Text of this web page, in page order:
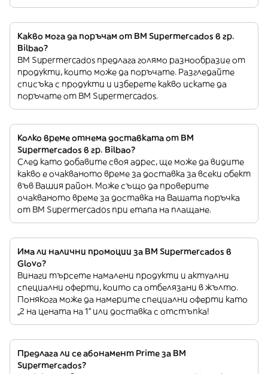
Какво мога да поръчам от BM Supermercados в гр.
Bilbao?
BM Supermercados предлага голямо разнообразие от
продукти, които може да поръчате. Разгледайте
списъка с продукти и изберете какво искате да
поръчате от BM Supermercados.
Колко време отнема доставката от BM
Supermercados в гр. Bilbao?
След като добавите своя адрес, ще може да видите
какво е очакваното време за доставка за всеки обект
във Вашия район. Може също да проверите
очакваното време за доставка на Вашата поръчка
от BM Supermercados при етапа на плащане.
Има ли налични промоции за BM Supermercados в
Glovo?
Винаги търсете намалени продукти и актуални
специални оферти, които са отбелязани в жълто.
Понякога може да намерите специални оферти като
„2 на цената на 1“ или доставка с отстъпка!
Предлага ли се абонамент Prime за BM
Supermercados?